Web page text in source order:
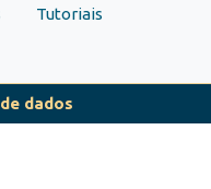
Tutoriais
dados